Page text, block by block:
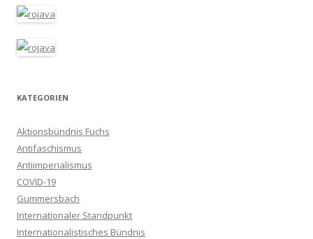
KATEGORIEN
Aktionsbündnis Fuchs
Antifaschismus
Antiimperialismus
COVID-19
Gummersbach
Internationaler Standpunkt
Internationalistisches Bündnis